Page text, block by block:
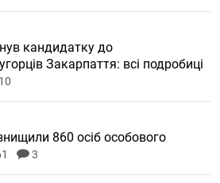
кандидатку до
Закарпаття: всі подробиці
10
860 осіб особового
3